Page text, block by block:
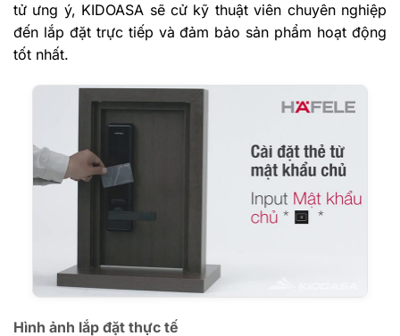
tử ưng ý, KIDOASA sẽ cử kỹ thuật viên chuyên nghiệp
đến lắp đặt trực tiếp và đảm bảo sản phẩm hoạt động
tốt nhất.
Hình ảnh lắp đặt thực tế